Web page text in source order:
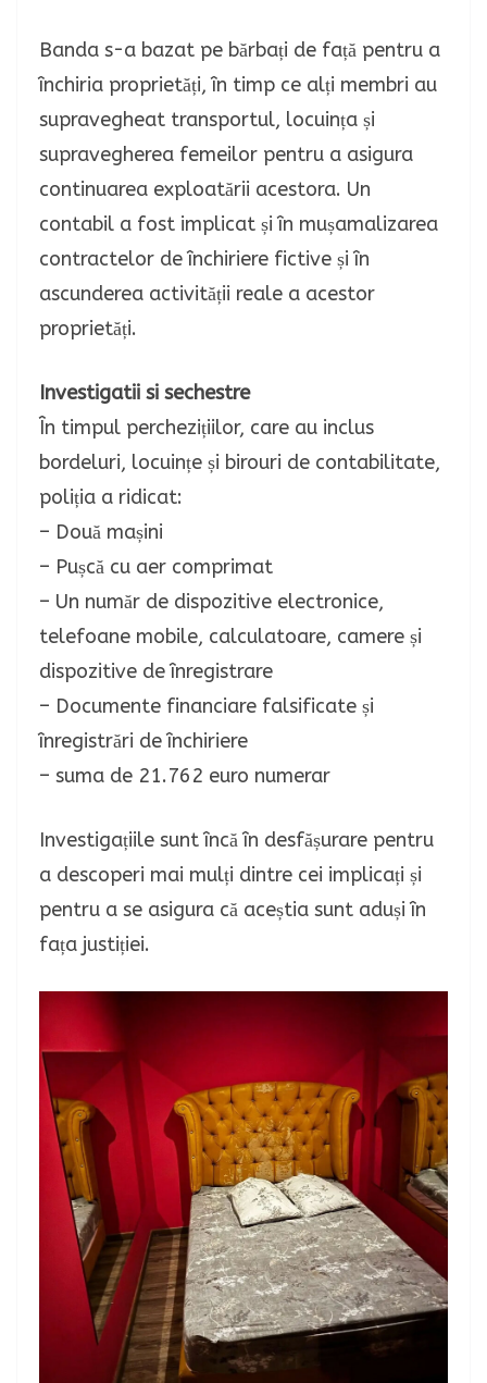
Banda s-a bazat pe bărbați de față pentru a
închiria proprietăți, în timp ce alți membri au
supravegheat transportul, locuința și
supravegherea femeilor pentru a asigura
continuarea exploatării acestora. Un
contabil a fost implicat și în mușamalizarea
contractelor de închiriere fictive și în
ascunderea activității reale a acestor
proprietăți.
Investigatii si sechestre
În timpul perchezițiilor, care au inclus
bordeluri, locuințe și birouri de contabilitate,
poliția a ridicat:
– Două mașini
– Pușcă cu aer comprimat
– Un număr de dispozitive electronice,
telefoane mobile, calculatoare, camere și
dispozitive de înregistrare
– Documente financiare falsificate și
înregistrări de închiriere
– suma de 21.762 euro numerar
Investigațiile sunt încă în desfășurare pentru
a descoperi mai mulți dintre cei implicați și
pentru a se asigura că aceștia sunt aduși în
fața justiției.